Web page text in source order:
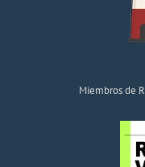
Miembros de